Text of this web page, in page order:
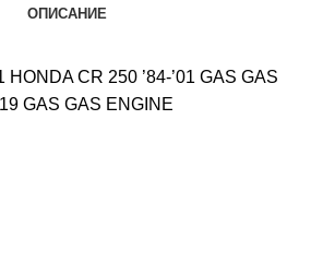
ОПИСАНИЕ
CR 250 ’84-’01 GAS GAS
GAS GAS ENGINE